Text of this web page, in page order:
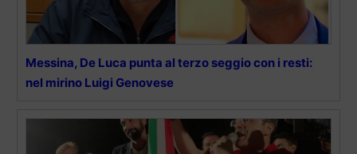
Messina, De Luca punta al terzo seggio con i resti:
nel mirino Luigi Genovese